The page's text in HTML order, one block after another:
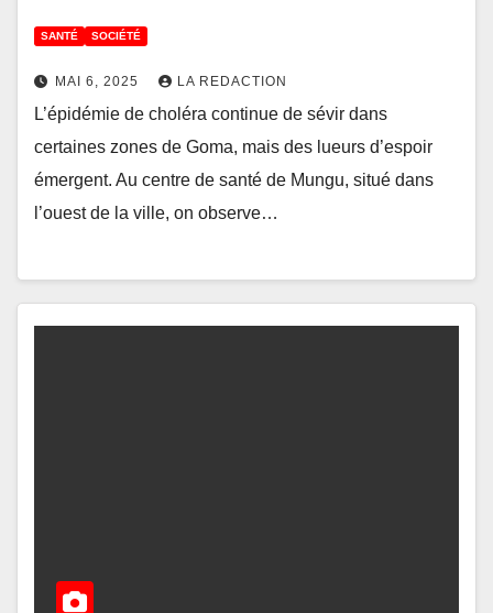
SANTÉ SOCIÉTÉ
MAI 6, 2025 LA REDACTION
L’épidémie de choléra continue de sévir dans
certaines zones de Goma, mais des lueurs d’espoir
émergent. Au centre de santé de Mungu, situé dans
l’ouest de la ville, on observe…